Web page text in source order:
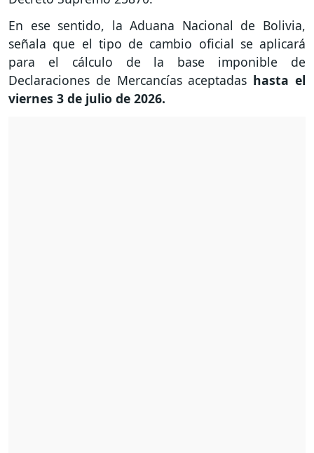
En ese sentido, la Aduana Nacional de Bolivia,
señala que el tipo de cambio oficial se aplicará
para el cálculo de la base imponible de
Declaraciones de Mercancías aceptadas hasta el
viernes 3 de julio de 2026.